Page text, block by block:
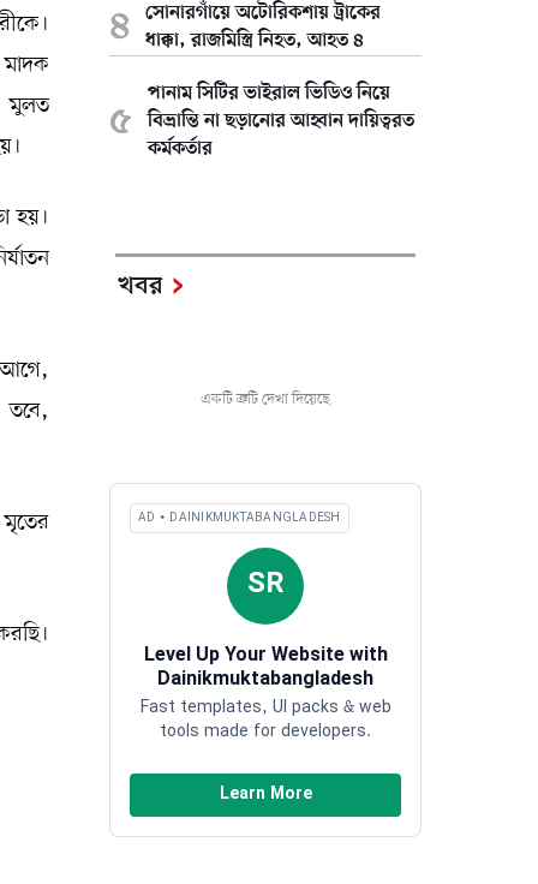
মুলত
হয়।
তবে,
মৃতের
সোনারগাঁয়ে অটোরিকশায় ট্রাকের
ধাক্কা, রাজমিস্ত্রি নিহত, আহত ৪
পানাম সিটির ভাইরাল ভিডিও নিয়ে
বিভ্রান্তি না ছড়ানোর আহ্বান দায়িত্বরত
কর্মকর্তার
খবর
একটি ত্রুটি দেখা দিয়েছে
AD • DAINIKMUKTABANGLADESH
SR
Level Up Your Website with
Dainikmuktabangladesh
Fast templates, UI packs & web
tools made for developers.
Learn More